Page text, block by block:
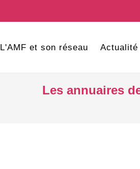
L'AMF et son réseau Actualité
Les annuaires